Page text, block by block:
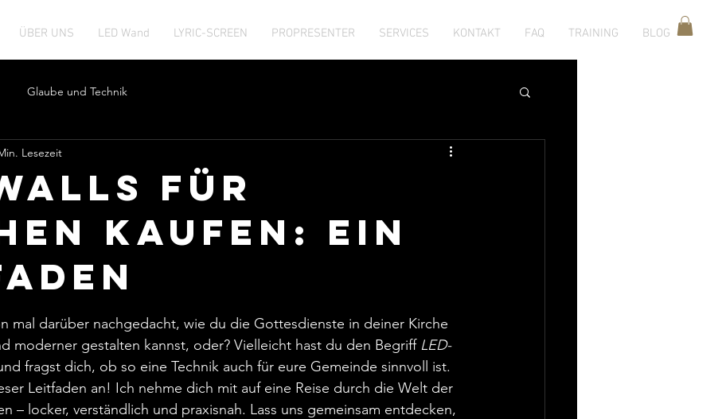
ÜBER UNS LED Wand LYRIC-SCREEN PROPRESENTER SERVICES KONTAKT FAQ TRAINING BLOG
Glaube und Technik
Walls für
kaufen: Ein
Lesezeit
bewertet.
mal darüber nachgedacht, wie du die Gottesdienste in deiner Kirche
moderner gestalten kannst, oder? Vielleicht hast du den Begriff LED-
fragst dich, ob so eine Technik auch für eure Gemeinde sinnvoll ist.
Leitfaden an! Ich nehme dich mit auf eine Reise durch die Welt der
– locker, verständlich und praxisnah. Lass uns gemeinsam entdecken,